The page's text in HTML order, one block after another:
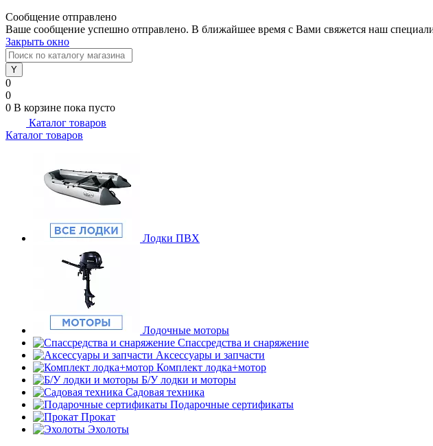
Сообщение отправлено
Ваше сообщение успешно отправлено. В ближайшее время с Вами свяжется наш
Закрыть окно
0
0
0 В корзине пока пусто
Каталог товаров
Каталог товаров
Лодки ПВХ
Лодочные моторы
Спассредства и снаряжение
Аксессуары и запчасти
Комплект лодка+мотор
Б/У лодки и моторы
Садовая техника
Подарочные сертификаты
Прокат
Эхолоты